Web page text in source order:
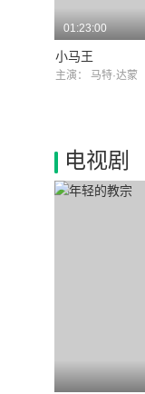
01:23:00
小马王
主演： 马特·达蒙
电视剧